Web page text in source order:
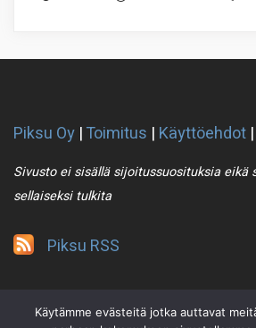
Piksu Oy |Toimitus | Käyttöehdot |
Sivusto ei sisällä sijoitussuosituksia eikä
sellaiseksi tulkita
Piksu RSS
Käytämme evästeitä jotka auttavat